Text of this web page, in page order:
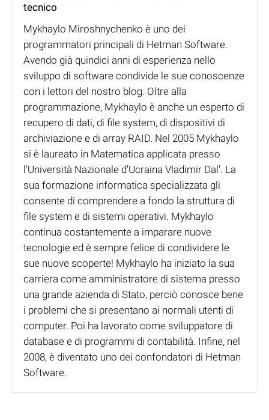
tecnico
Mykhaylo Miroshnychenko è uno dei
programmatori principali di Hetman Software.
Avendo già quindici anni di esperienza nello
sviluppo di software condivide le sue conoscenze
con i lettori del nostro blog. Oltre alla
programmazione, Mykhaylo è anche un esperto di
recupero di dati, di file system, di dispositivi di
archiviazione e di array RAID. Nel 2005 Mykhaylo
si è laureato in Matematica applicata presso
l'Università Nazionale d'Ucraina Vladimir Dal'. La
sua formazione informatica specializzata gli
consente di comprendere a fondo la struttura di
file system e di sistemi operativi. Mykhaylo
continua costantemente a imparare nuove
tecnologie ed è sempre felice di condividere le
sue nuove scoperte! Mykhaylo ha iniziato la sua
carriera come amministratore di sistema presso
una grande azienda di Stato, perciò conosce bene
i problemi che si presentano ai normali utenti di
computer. Poi ha lavorato come sviluppatore di
database e di programmi di contabilità. Infine, nel
2008, è diventato uno dei confondatori di Hetman
Software.